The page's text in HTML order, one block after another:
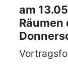
am
Räumen